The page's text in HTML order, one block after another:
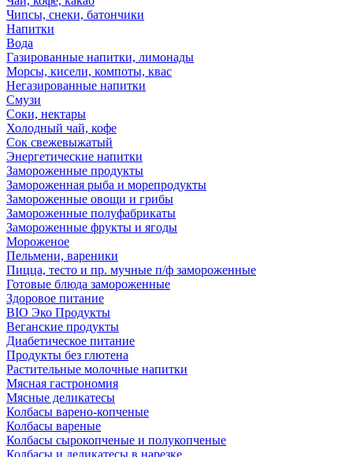
Чипсы, снеки, батончики
Напитки
Вода
Газированные напитки, лимонады
Морсы, кисели, компоты, квас
Негазированные напитки
Смузи
Соки, нектары
Холодный чай, кофе
Сок свежевыжатый
Энергетические напитки
Замороженные продукты
Замороженная рыба и морепродукты
Замороженные овощи и грибы
Замороженные полуфабрикаты
Замороженные фрукты и ягоды
Мороженое
Пельмени, вареники
Пицца, тесто и пр. мучные п/ф замороженные
Готовые блюда замороженные
Здоровое питание
BIO Эко Продукты
Веганские продукты
Диабетическое питание
Продукты без глютена
Растительные молочные напитки
Мясная гастрономия
Мясные деликатесы
Колбасы варено-копченые
Колбасы вареные
Колбасы сырокопченые и полукопченые
Колбасы и деликатесы в нарезке